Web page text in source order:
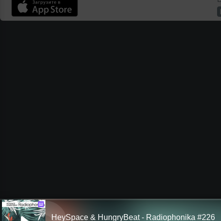
Ш
HeySpace & HungryBeat - Radiophonika #226